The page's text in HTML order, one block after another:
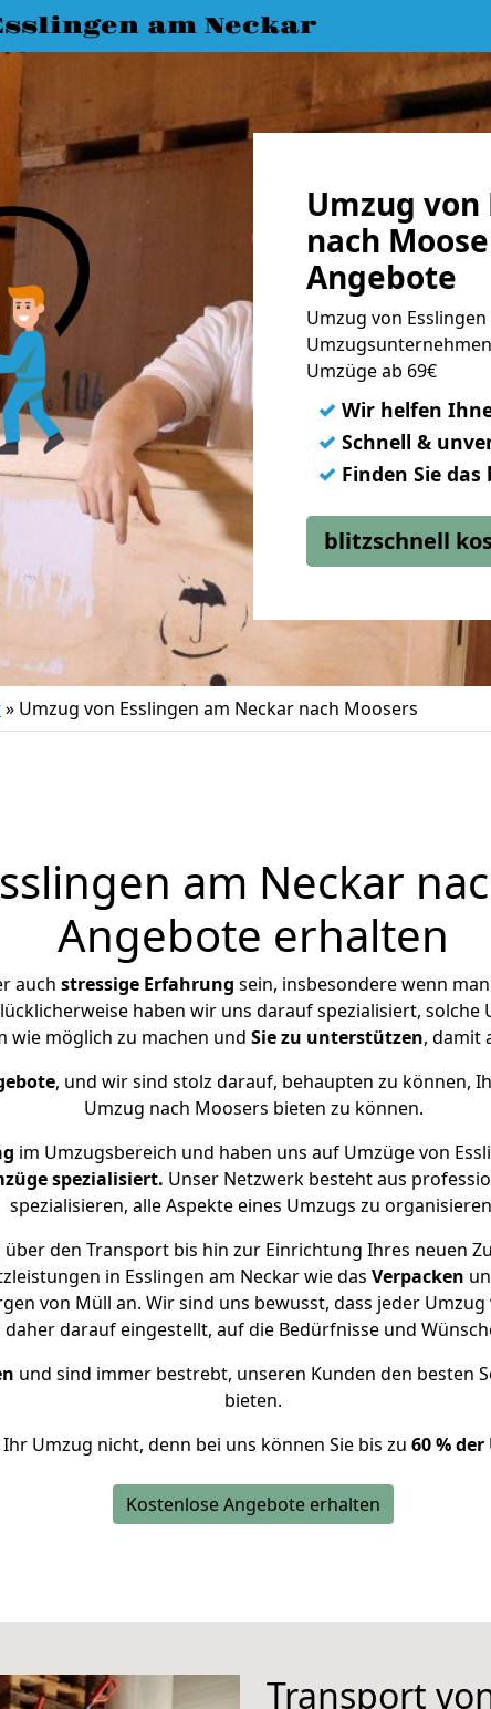
am Neckar
Umzug
nach
Angebote
Umzug von
Umzüge ab 69€
✓ Wir helfen
✓ Schnell &
✓ Finden Sie
blitzschnell
» Umzug von Esslingen am Neckar nach Moosers
am Neckar
Angebote erhalten
auch stressige Erfahrung sein, insbesondere wenn
haben wir uns darauf spezialisiert, solche
wie möglich zu machen und Sie zu unterstützen, damit
, und wir sind stolz darauf, behaupten zu können,
Umzug nach Moosers bieten zu können.
im Umzugsbereich und haben uns auf Umzüge von
spezialisiert. Unser Netzwerk besteht aus
spezialisieren, alle Aspekte eines Umzugs zu
den Transport bis hin zur Einrichtung Ihres neuen
in Esslingen am Neckar wie das Verpacken
von Müll an. Wir sind uns bewusst, dass jeder
darauf eingestellt, auf die Bedürfnisse und
und sind immer bestrebt, unseren Kunden den besten
bieten.
Umzug nicht, denn bei uns können Sie bis zu 60 %
Kostenlose Angebote erhalten
Transport